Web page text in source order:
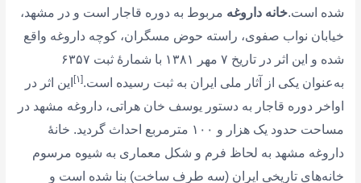
شده است.خانه داروغه مربوط به دوره قاجار است و در مشهد،
خیابان نواب صفوی، راسته حوض مسگران، کوچه داروغه واقع
شده و این اثر در تاریخ ۷ مهر ۱۳۸۱ با شمارهٔ ثبت ۶۳۵۷
به‌عنوان یکی از آثار ملی ایران به ثبت رسیده است.[۱]
این اثر در
اواخر دوره قاجار به دستور یوسف خان هراتی، داروغه مشهد در
مساحت حدود یک هزار و ۱۰۰ مترمربع احداث گردید. خانهٔ
داروغه مشهد به لحاظ فرم و شکل معماری به شیوه مرسوم
خانه‌های تاریخی ایران (سه طرف ساخت) بنا شده است و